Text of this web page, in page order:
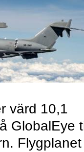
värd 10,1
GlobalEye